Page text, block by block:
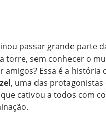
passar grande parte
torre, sem conhecer o
amigos? Essa é a história
, uma das protagonistas
cativou a todos com